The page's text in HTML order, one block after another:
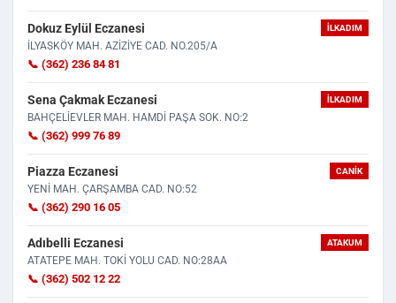
Dokuz Eylül Eczanesi İLKADIM
İLYASKÖY MAH. AZİZİYE CAD. NO.205/A
📞 (362) 236 84 81
Sena Çakmak Eczanesi İLKADIM
BAHÇELİEVLER MAH. HAMDİ PAŞA SOK. NO:2
📞 (362) 999 76 89
Piazza Eczanesi CANIK
YENİ MAH. ÇARŞAMBA CAD. NO:52
📞 (362) 290 16 05
Adıbelli Eczanesi ATAKUM
ATATEPE MAH. TOKİ YOLU CAD. NO:28AA
📞 (362) 502 12 22